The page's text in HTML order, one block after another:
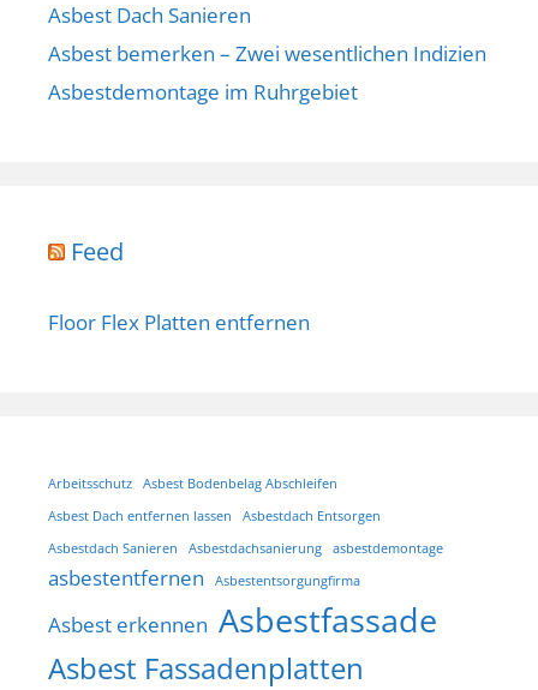
Asbest Dach Sanieren
Asbest bemerken – Zwei wesentlichen Indizien
Asbestdemontage im Ruhrgebiet
Feed
Floor Flex Platten entfernen
Arbeitsschutz
Asbest Bodenbelag Abschleifen
Asbest Dach entfernen lassen
Asbestdach Entsorgen
Asbestdach Sanieren
Asbestdachsanierung asbestdemontage
asbestentfernen Asbestentsorgungfirma
Asbest erkennen Asbestfassade
Asbest Fassadenplatten